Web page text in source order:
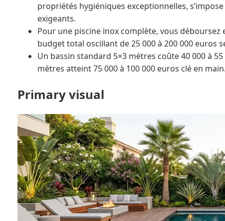
propriétés hygiéniques exceptionnelles,
exigeants.
Pour une piscine inox complète, vous
budget total oscillant de 25 000 à 200 000 euros
Un bassin standard 5×3 mètres coûte 40 000 à
mètres atteint 75 000 à 100 000 euros clé en main.
Primary visual